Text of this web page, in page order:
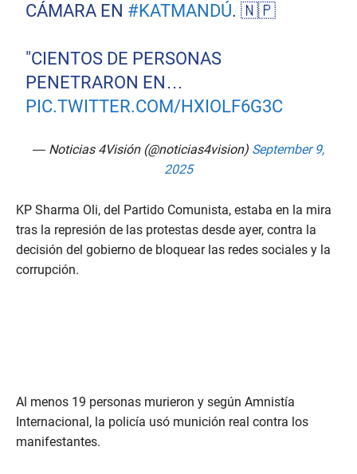
CÁMARA EN #KATMANDÚ. 🇳🇵
"CIENTOS DE PERSONAS
PENETRARON EN…
PIC.TWITTER.COM/HXIOLF6G3C
— Noticias 4Visión (@noticias4vision) September 9,
2025
KP Sharma Oli, del Partido Comunista, estaba en la mira
tras la represión de las protestas desde ayer, contra la
decisión del gobierno de bloquear las redes sociales y la
corrupción.
Al menos 19 personas murieron y según Amnistía
Internacional, la policía usó munición real contra los
manifestantes.